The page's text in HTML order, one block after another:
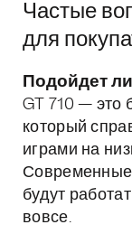
Частые
для
Подойдет
GT 710 — это
который
играми на
Современные
будут
вовсе.